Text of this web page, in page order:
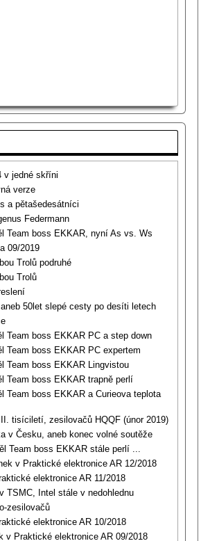
v jedné skříni
verze
a pětašedesátníci
Federmann
Team boss EKKAR, nyní As vs. Ws
09/2019
Trolů podruhé
Trolů
50let slepé cesty po desíti letech
Team boss EKKAR PC a step down
Team boss EKKAR PC expertem
Team boss EKKAR Lingvistou
Team boss EKKAR trapně perlí
Team boss EKKAR a Curieova teplota
tisíciletí, zesilovačů HQQF (únor 2019)
v Česku, aneb konec volné soutěže
Team boss EKKAR stále perlí ...
v Praktické elektronice AR 12/2018
elektronice AR 11/2018
TSMC, Intel stále v nedohlednu
zesilovačů
elektronice AR 10/2018
v Praktické elektronice AR 09/2018